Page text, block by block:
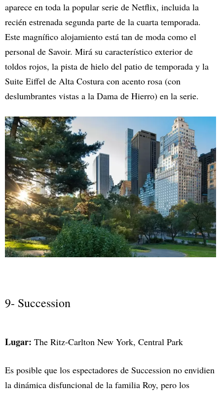
aparece en toda la popular serie de Netflix, incluida la
recién estrenada segunda parte de la cuarta temporada.
Este magnífico alojamiento está tan de moda como el
personal de Savoir. Mirá su característico exterior de
toldos rojos, la pista de hielo del patio de temporada y la
Suite Eiffel de Alta Costura con acento rosa (con
deslumbrantes vistas a la Dama de Hierro) en la serie.
9- Succession
Lugar: The Ritz-Carlton New York, Central Park
Es posible que los espectadores de Succession no envidien
la dinámica disfuncional de la familia Roy, pero los